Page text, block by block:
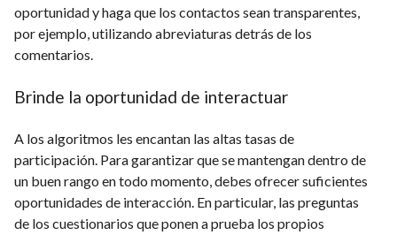
oportunidad y haga que los contactos sean transparentes,
por ejemplo, utilizando abreviaturas detrás de los
comentarios.
Brinde la oportunidad de interactuar
A los algoritmos les encantan las altas tasas de
participación. Para garantizar que se mantengan dentro de
un buen rango en todo momento, debes ofrecer suficientes
oportunidades de interacción. En particular, las preguntas
de los cuestionarios que ponen a prueba los propios